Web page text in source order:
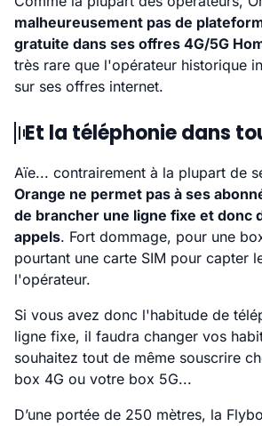
malheureusement pas de
gratuite dans ses offres 4G/5G
très rare que l'opérateur historique
sur ses offres internet.
Et la téléphonie dans
Aïe... contrairement à la plupart de
Orange ne permet pas à ses
de brancher une ligne fixe et donc
appels. Fort dommage, pour une
pourtant une carte SIM pour capter
l'opérateur.
Si vous avez donc l'habitude de
ligne fixe, il faudra changer vos
souhaitez tout de même souscrire
box 4G ou votre box 5G...
D’une portée de 250 mètres, la